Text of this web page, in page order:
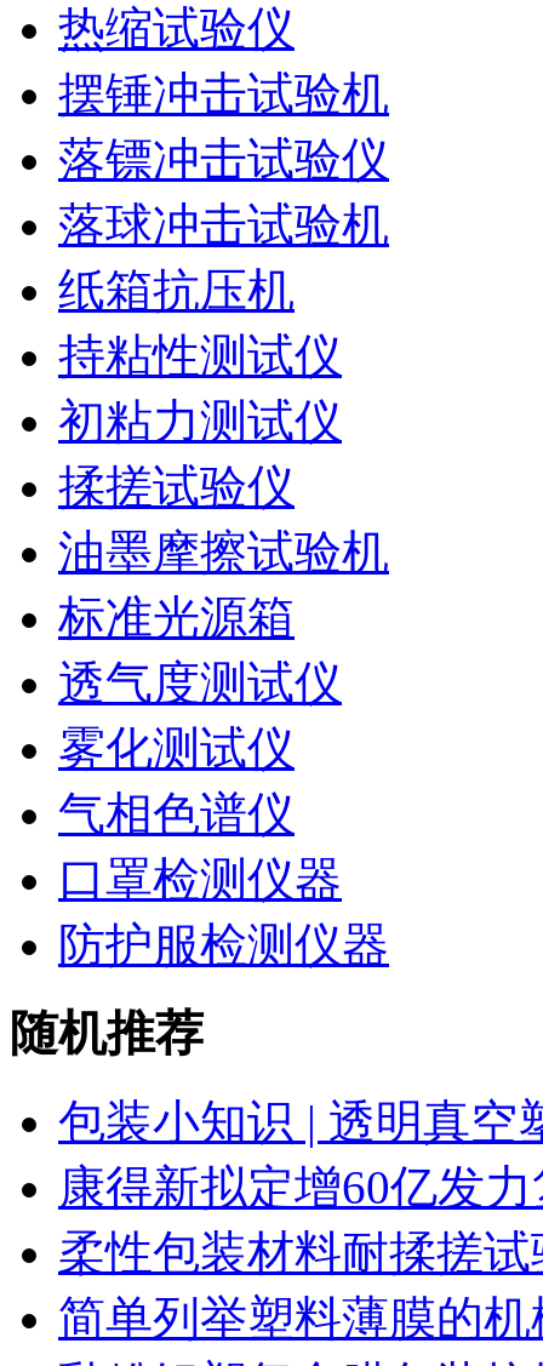
热缩试验仪
摆锤冲击试验机
落镖冲击试验仪
落球冲击试验机
纸箱抗压机
持粘性测试仪
初粘力测试仪
揉搓试验仪
油墨摩擦试验机
标准光源箱
透气度测试仪
雾化测试仪
气相色谱仪
口罩检测仪器
防护服检测仪器
随机推荐
包装小知识 | 透明真空
康得新拟定增60亿发
柔性包装材料耐揉搓
简单列举塑料薄膜的